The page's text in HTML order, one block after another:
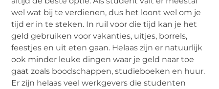
wel wat bij te verdienen, dus het loont wel om je
tijder in te steken. In ruil voor die tijd kan je het
geld gebruiken voor vakanties, uitjes, borrels,
feestjes en uit eten gaan. Helaas zijn er natuurlijk
ook minder leuke dingen waar je geld naar toe
gaat zoals boodschappen, studieboeken en huur.
Er zijn helaas veel werkgevers die studenten